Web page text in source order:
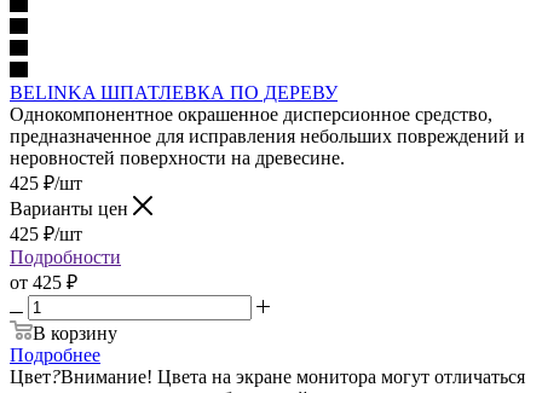
BELINKA ШПАТЛЕВКА ПО ДЕРЕВУ
Однокомпонентное окрашенное дисперсионное средство,
предназначенное для исправления небольших повреждений и
неровностей поверхности на древесине.
425 ₽/шт
Варианты цен
425 ₽/шт
Подробности
от 425 ₽
В корзину
Подробнее
Цвет?Внимание! Цвета на экране монитора могут отличаться